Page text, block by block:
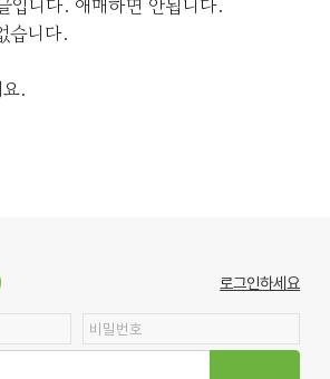
습니다.
.
로그인하세요